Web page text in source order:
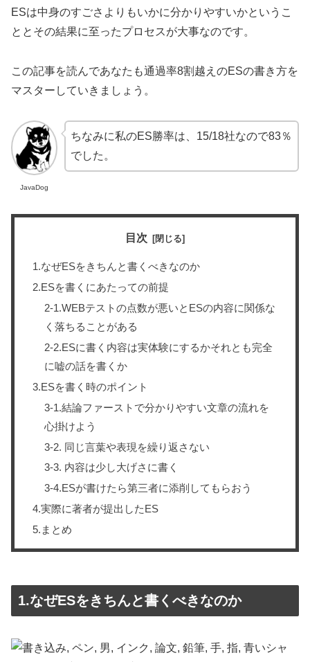
ESは中身のすごさよりもいかに分かりやすいかというこ
ととその結果に至ったプロセスが大事なのです。
この記事を読んであなたも通過率8割越えのESの書き方を
マスターしていきましょう。
JavaDog
ちなみに私のES勝率は、15/18社なので83％
でした。
目次
1.なぜESをきちんと書くべきなのか
2.ESを書くにあたっての前提
2-1.WEBテストの点数が悪いとESの内容に関係な
く落ちることがある
2-2.ESに書く内容は実体験にするかそれとも完全
に嘘の話を書くか
3.ESを書く時のポイント
3-1.結論ファーストで分かりやすい文章の流れを
心掛けよう
3-2. 同じ言葉や表現を繰り返さない
3-3. 内容は少し大げさに書く
3-4.ESが書けたら第三者に添削してもらおう
4.実際に著者が提出したES
5.まとめ
1.なぜESをきちんと書くべきなのか